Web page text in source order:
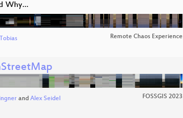
Why…
Tobias Remote Chaos Experience
and Alex Seidel FOSSGIS 2023